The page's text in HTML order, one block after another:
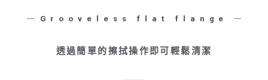
Grooveless flat flange
透過簡單的擦拭操作即可輕鬆清潔